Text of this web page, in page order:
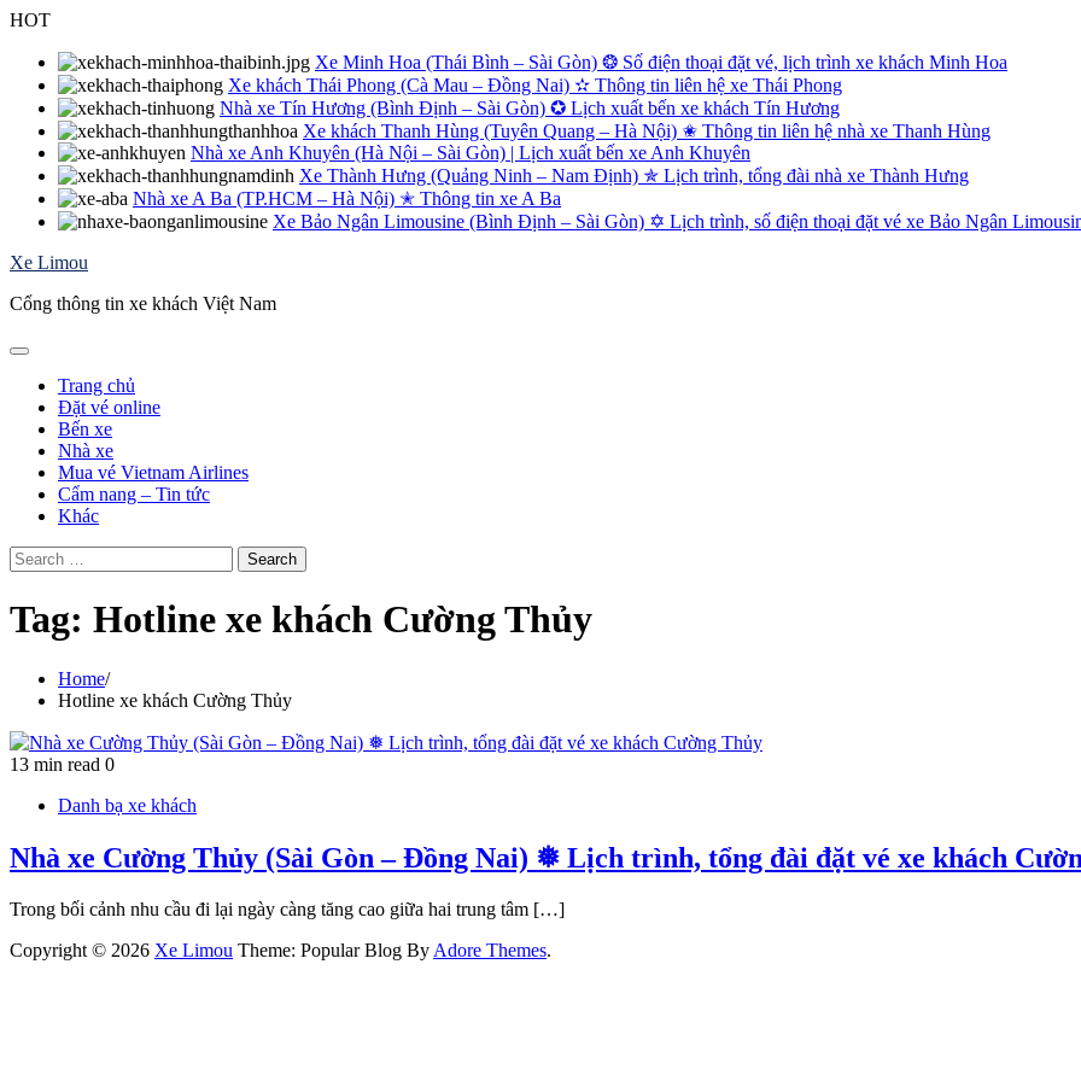
Skip
content
HOT
Xe Minh Hoa (Thái Bình – Sài Gòn) ❂ Số điện thoại đặt vé, lịch trình xe khách Minh Hoa
Xe khách Thái Phong (Cà Mau – Đồng Nai) ✫ Thông tin liên hệ xe Thái Phong
Nhà xe Tín Hương (Bình Định – Sài Gòn) ✪ Lịch xuất bến xe khách Tín Hương
Xe khách Thanh Hùng (Tuyên Quang – Hà Nội) ✬ Thông tin liên hệ nhà xe Thanh Hùng
Nhà xe Anh Khuyên (Hà Nội – Sài Gòn) | Lịch xuất bến xe Anh Khuyên
Xe Thành Hưng (Quảng Ninh – Nam Định) ✯ Lịch trình, tổng đài nhà xe Thành Hưng
Nhà xe A Ba (TP.HCM – Hà Nội) ✭ Thông tin xe A Ba
Xe Bảo Ngân Limousine (Bình Định – Sài Gòn) ✡ Lịch trình, số điện thoại đặt vé xe Bảo Ngân
Xe Limou
Cổng thông tin xe khách Việt Nam
Trang chủ
Đặt vé online
Bến xe
Nhà xe
Mua vé Vietnam Airlines
Cẩm nang – Tin tức
Khác
Search
for:
Tag: Hotline xe khách Cường Thủy
Home
Hotline xe khách Cường Thủy
13 min read 0
Danh bạ xe khách
Nhà xe Cường Thủy (Sài Gòn – Đồng Nai) ❅ Lịch trình, tổng đài đặt vé xe khách
Trong bối cảnh nhu cầu đi lại ngày càng tăng cao giữa hai trung tâm […]
Copyright © 2026 Xe Limou Theme: Popular Blog By Adore Themes.